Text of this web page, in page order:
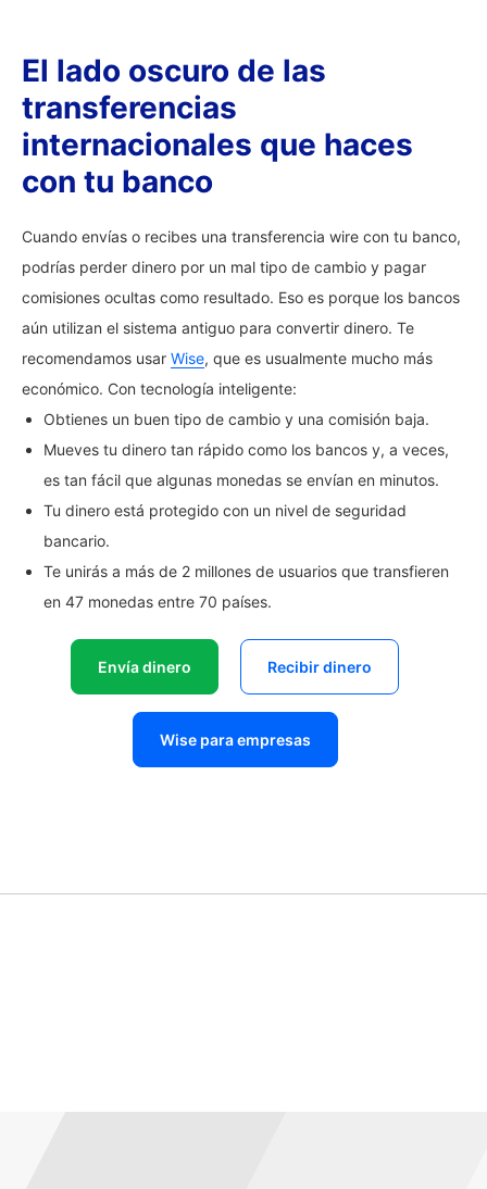
El lado oscuro de las
transferencias
internacionales que haces
con tu banco
Cuando envías o recibes una transferencia wire con tu banco,
podrías perder dinero por un mal tipo de cambio y pagar
comisiones ocultas como resultado. Eso es porque los bancos
aún utilizan el sistema antiguo para convertir dinero. Te
recomendamos usar Wise, que es usualmente mucho más
económico. Con tecnología inteligente:
Obtienes un buen tipo de cambio y una comisión baja.
Mueves tu dinero tan rápido como los bancos y, a veces,
es tan fácil que algunas monedas se envían en minutos.
Tu dinero está protegido con un nivel de seguridad
bancario.
Te unirás a más de 2 millones de usuarios que transfieren
en 47 monedas entre 70 países.
Envía dinero Recibir dinero
Wise para empresas